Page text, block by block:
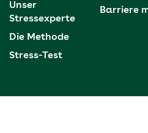
Unser
Stressexperte
Die Methode
Stress-Test
Barriere